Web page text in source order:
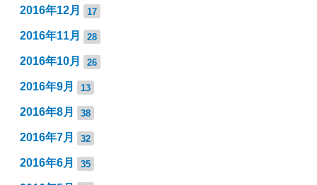
2016年12月 17
2016年11月 28
2016年10月 26
2016年9月 13
2016年8月 38
2016年7月 32
2016年6月 35